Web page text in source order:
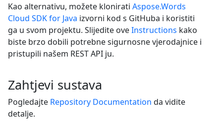
Kao alternativu, možete klonirati Aspose.Words
Cloud SDK for Java izvorni kod s GitHuba i koristiti
ga u svom projektu. Slijedite oveInstructions kako
biste brzo dobili potrebne sigurnosne vjerodajnice i
pristupili našem REST API ju.
Zahtjevi sustava
Pogledajte Repository Documentation da vidite
detalje.